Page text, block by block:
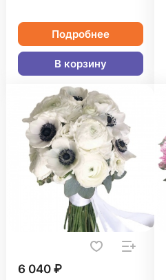
Подробнее
В корзину
6 040 ₽